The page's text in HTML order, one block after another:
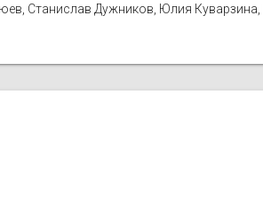
Станислав Дужников, Юлия